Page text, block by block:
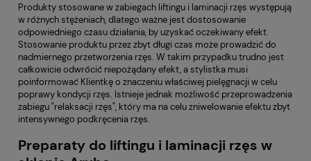
Produkty stosowane w zabiegach liftingu i laminacji rzęs występują
w różnych stężeniach, dlatego ważne jest dostosowanie
odpowiedniego czasu działania, by uzyskać oczekiwany efekt.
Stosowanie produktu przez zbyt długi czas może prowadzić do
nadmiernego przetworzenia rzęs. W takim przypadku trudno jest
całkowicie odwrócić niepożądany efekt, a stylistka musi
poinformować Klientkę o znaczeniu właściwej pielęgnacji w celu
poprawy kondycji rzęs. Istnieje jednak możliwość przeprowadzenia
zabiegu "relaksacji rzęs", który ma na celu zniwelowanie efektu zbyt
intensywnego podkręcenia rzęs.
Preparaty do liftingu i laminacji rzęs w